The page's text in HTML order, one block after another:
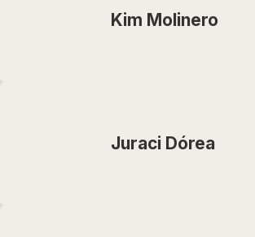
Kim Molinero
Juraci Dórea